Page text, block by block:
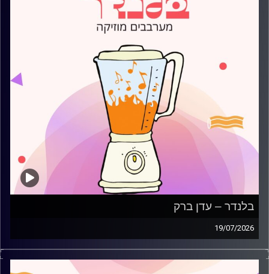
בלנדר – עדן ברק
19/07/2026
מוזיקה קצבית חדשה עם עדן ברק